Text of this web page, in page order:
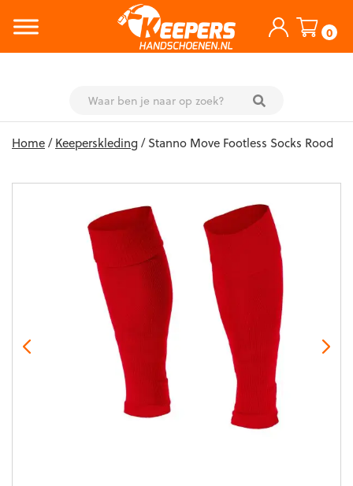
0
Home/Keeperskleding/ Stanno Move Footless Socks Rood